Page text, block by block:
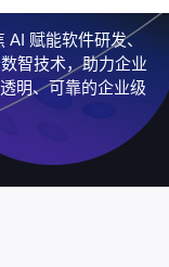
赋能软件研发、
智技术，助力企业
明、可靠的企业级